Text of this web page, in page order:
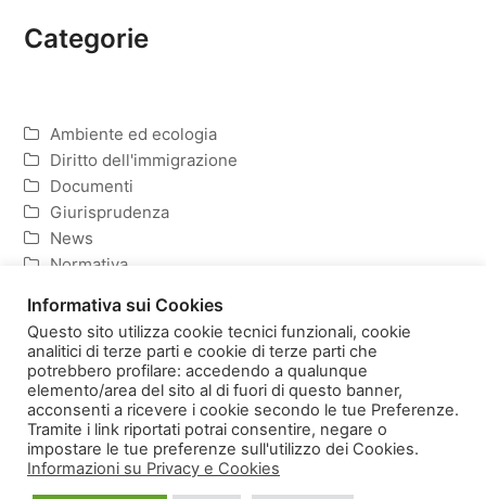
Categorie
Ambiente ed ecologia
Diritto dell'immigrazione
Documenti
Giurisprudenza
News
Normativa
Homepage
Copyright
Informativa sulla Privacy e Cookies
Informativa sui Cookies
Questo sito utilizza cookie tecnici funzionali, cookie
analitici di terze parti e cookie di terze parti che
potrebbero profilare: accedendo a qualunque
elemento/area del sito al di fuori di questo banner,
acconsenti a ricevere i cookie secondo le tue Preferenze.
Tramite i link riportati potrai consentire, negare o
impostare le tue preferenze sull'utilizzo dei Cookies.
Informazioni su Privacy e Cookies